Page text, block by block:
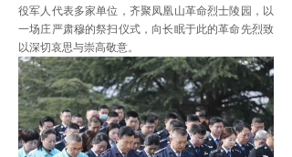
役军人代表多家单位，齐聚凤凰山革命烈士陵园，以
一场庄严肃穆的祭扫仪式，向长眠于此的革命先烈致
以深切哀思与崇高敬意。